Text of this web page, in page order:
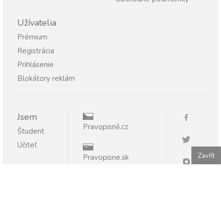
Užívatelia
Prémium
Registrácia
Prihlásenie
Blokátory reklám
Jsem
Študent
Učiteľ
Pravopisně.cz
Pravopisne.sk Zavřít